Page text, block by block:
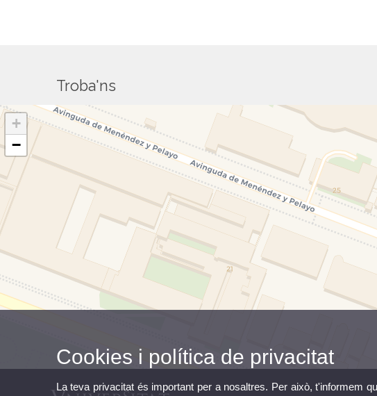
Troba'ns
+
−
Cookies i política de privacitat
La teva privacitat és important per a nosaltres. Per això, t'informem